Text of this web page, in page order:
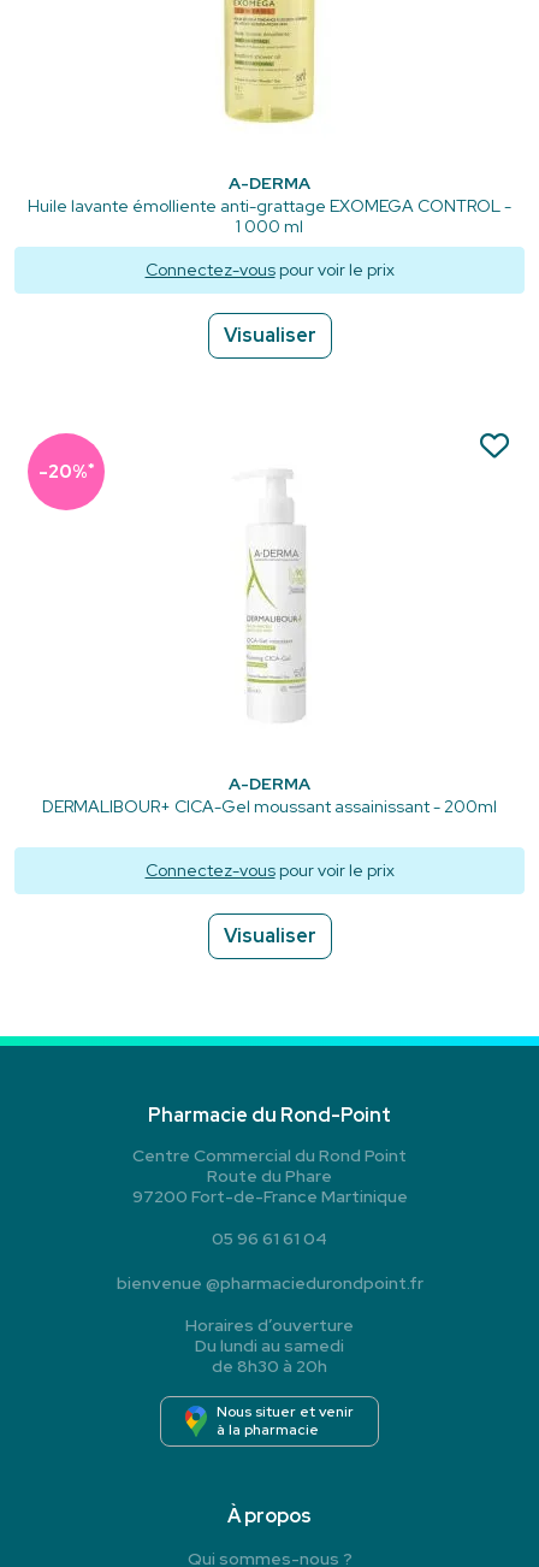
A-DERMA
Huile lavante émolliente anti-grattage EXOMEGA CONTROL -
1 000 ml
Connectez-vouspour voir le prix
Visualiser
-20%*
A-DERMA
DERMALIBOUR+ CICA-Gel moussant assainissant - 200ml
Connectez-vouspour voir le prix
Visualiser
Pharmacie du Rond-Point
Centre Commercial du Rond Point
Route du Phare
97200 Fort-de-France Martinique
05 96 61 61 04
bienvenue @pharmaciedurondpoint.fr
Horaires d’ouverture
Du lundi au samedi
de 8h30 à 20h
Nous situer et venir
à la pharmacie
À propos
Qui sommes-nous ?